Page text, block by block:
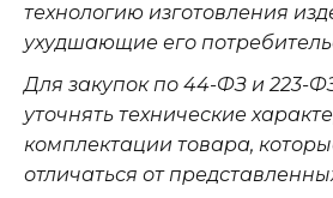
технологию изготовления
ухудшающие его
Для закупок по 44-ФЗ и 223-
уточнять технические
комплектации товара,
отличаться от